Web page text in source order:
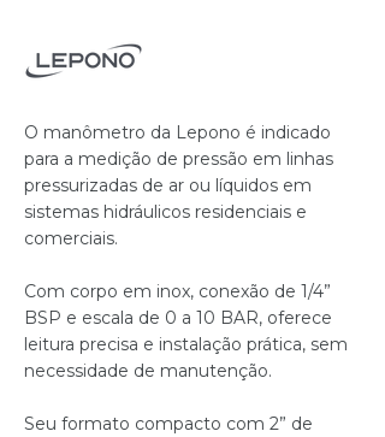
O manômetro da Lepono é indicado
para a medição de pressão em linhas
pressurizadas de ar ou líquidos em
sistemas hidráulicos residenciais e
comerciais.
Com corpo em inox, conexão de 1/4”
BSP e escala de 0 a 10 BAR, oferece
leitura precisa e instalação prática, sem
necessidade de manutenção.
Seu formato compacto com 2” de